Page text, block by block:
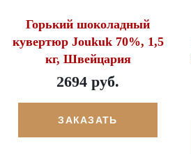
Горький шоколадный
кувертюр Joukuk 70%, 1,5
кг, Швейцария
2694 руб.
ЗАКАЗАТЬ